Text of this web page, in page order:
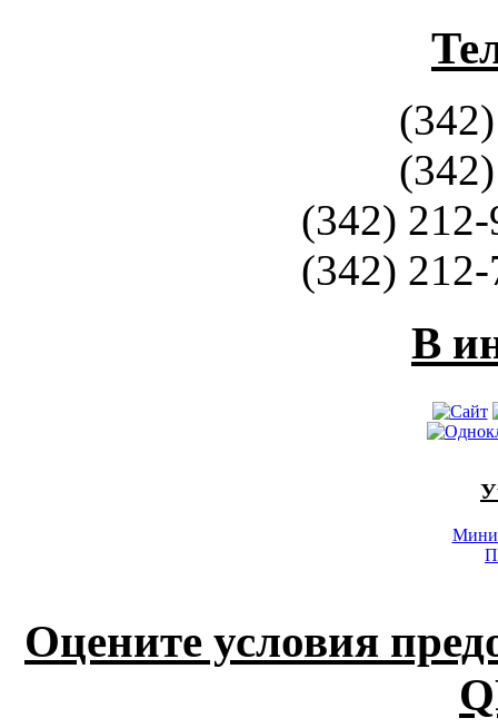
(342)
(342)
В
Оцените условия